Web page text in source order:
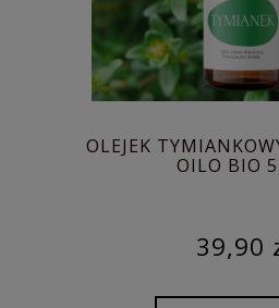
OLEJEK
OILO BIO
39,90